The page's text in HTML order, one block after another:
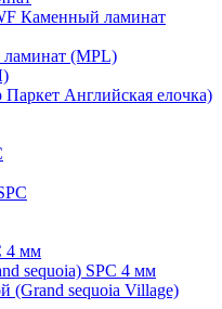
Каменный ламинат
(MPL)
Английская елочка)
4 мм
sequoia) SPC 4 мм
(Grand sequoia Village)